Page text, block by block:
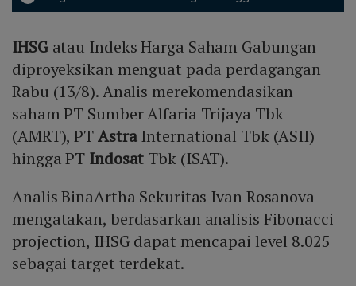
IHSGatau Indeks Harga Saham Gabungan
diproyeksikan menguat pada perdagangan
Rabu (13/8). Analis merekomendasikan
saham PT Sumber Alfaria Trijaya Tbk
(AMRT), PTAstraInternational Tbk (ASII)
hingga PT Indosat Tbk (ISAT).
Analis BinaArtha Sekuritas Ivan Rosanova
mengatakan, berdasarkan analisis Fibonacci
projection, IHSG dapat mencapai level 8.025
sebagai target terdekat.